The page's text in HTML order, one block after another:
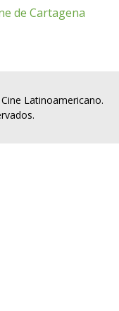
de Cartagena
Latinoamericano.